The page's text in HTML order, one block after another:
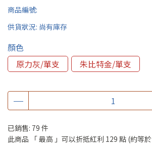
商品編號:
供貨狀況: 尚有庫存
顏色
原力灰/單支
朱比特金/單支
已銷售: 79 件
此商品 「 最高 」可以折抵紅利 129 點 (約等於